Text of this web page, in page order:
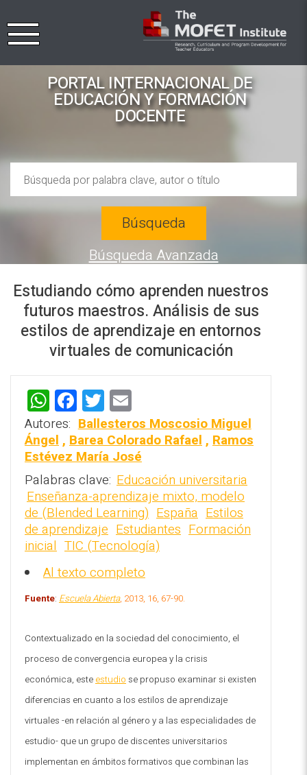
PORTAL INTERNACIONAL DE
EDUCACIÓN Y FORMACIÓN
DOCENTE
REPOSITORIO EN LÍNEA DE
CONTENIDOS ACADÉMICOS SOBRE
EDUCACIÓN Y FORMACIÓN DEL
PROFESORADO
Búsqueda
Búsqueda Avanzada
Estudiando cómo aprenden nuestros
futuros maestros. Análisis de sus
estilos de aprendizaje en entornos
virtuales de comunicación
W
h
at
s
A
p
p
F
a
ce
b
o
o
k
T
wi
tt
er
m
ai
l
Autores: Ballesteros Moscosio Miguel
Ángel, Barea Colorado Rafael, Ramos
Estévez María José
Palabras clave: Educación universitaria
Enseñanza-aprendizaje mixto, modelo
de (Blended Learning) España Estilos
de aprendizaje Estudiantes Formación
inicial TIC (Tecnología)
Al texto completo
Fuente: Escuela Abierta, 2013, 16, 67-90.
Contextualizado en la sociedad del conocimiento, el
proceso de convergencia europea y la crisis
económica, esteestudio se propuso examinar si existen
diferencias en cuanto a los estilos de aprendizaje
virtuales -en relación al género y a las especialidades de
estudio- que un grupo de discentes universitarios
implementan en ámbitos formativos que combinan las